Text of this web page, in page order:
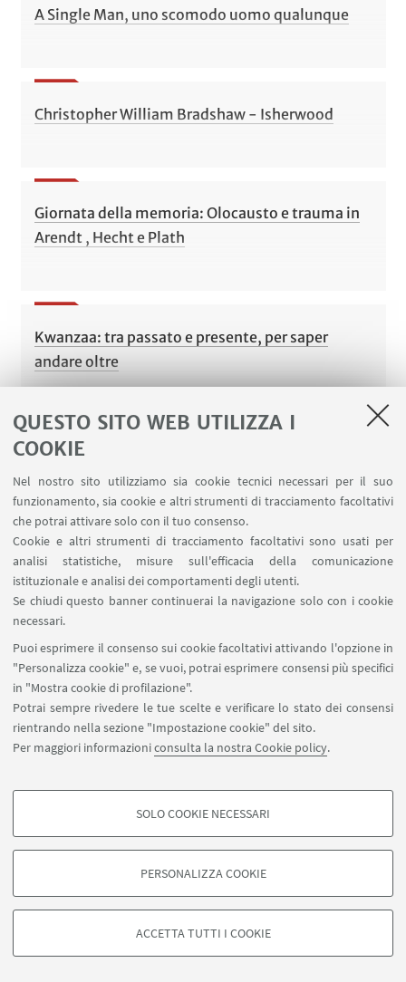
QUESTO SITO WEB UTILIZZA I
COOKIE
Nel nostro sito utilizziamo sia cookie tecnici necessari per il suo
funzionamento, sia cookie e altri strumenti di tracciamento facoltativi
che potrai attivare solo con il tuo consenso.
Cookie e altri strumenti di tracciamento facoltativi sono usati per
analisi statistiche, misure sull'efficacia della comunicazione
istituzionale e analisi dei comportamenti degli utenti.
Se chiudi questo banner continuerai la navigazione solo con i cookie
necessari.
Puoi esprimere il consenso sui cookie facoltativi attivando l'opzione in
"Personalizza cookie" e, se vuoi, potrai esprimere consensi più specifici
in "Mostra cookie di profilazione".
Potrai sempre rivedere le tue scelte e verificare lo stato dei consensi
rientrando nella sezione "Impostazione cookie" del sito.
Per maggiori informazioniconsulta la nostra Cookie policy.
COOKIE DI PROFILAZIONE - FACOLTATIVI
degli utenti, creare profili in base al loro comportamento sul sito, per analisi
di marketing.
Google/Youtube Video
SOLO COOKIE NECESSARI
PERSONALIZZA COOKIE
ACCETTA TUTTI I COOKIE
A Single Man, uno scomodo uomo qualunque
Christopher William Bradshaw - Isherwood
Giornata della memoria: Olocausto e trauma in
Arendt , Hecht e Plath
Kwanzaa: tra passato e presente, per saper
andare oltre
Truman Capote: brillante, incandescente ma
senza dubbio maledetto
Dal silenzio al grido: l’esperienza
dell’internamento in Joy Kogawa e Miné Okubo
I viaggi nello spazio: gli effetti negativi di un
popolare sogno nel cassetto
Valerie Taylor: tra pulp fiction e attivismo